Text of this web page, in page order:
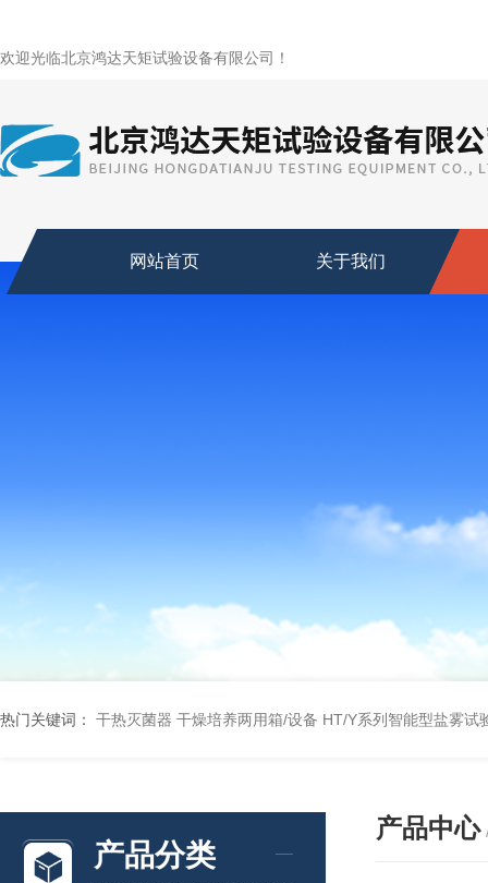
欢迎光临北京鸿达天矩试验设备有限公司！
网站首页 关于我们
热门关键词： 干热灭菌器 干燥培养两用箱/设备 HT/Y系列智能型盐雾试
产品分类
产品中心